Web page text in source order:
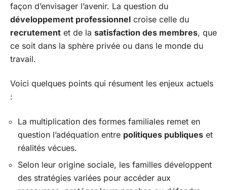
façon d’envisager l’avenir. La question du
développement professionnel croise celle du
recrutement et de la satisfaction des membres, que
ce soit dans la sphère privée ou dans le monde du
travail.
Voici quelques points qui résument les enjeux actuels
:
La multiplication des formes familiales remet en
question l’adéquation entre politiques publiques et
réalités vécues.
Selon leur origine sociale, les familles développent
des stratégies variées pour accéder aux